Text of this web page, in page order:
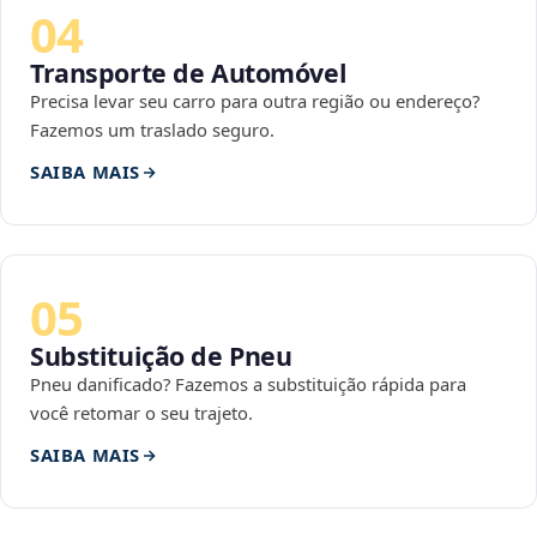
04
Transporte de Automóvel
Precisa levar seu carro para outra região ou endereço?
Fazemos um traslado seguro.
SAIBA MAIS
05
Substituição de Pneu
Pneu danificado? Fazemos a substituição rápida para
você retomar o seu trajeto.
SAIBA MAIS